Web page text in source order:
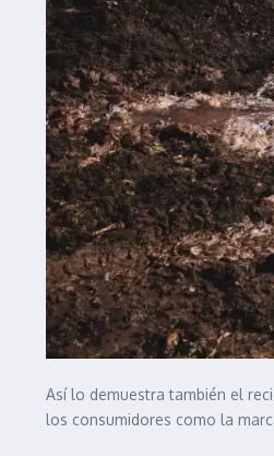
Así lo demuestra también el
los consumidores como la